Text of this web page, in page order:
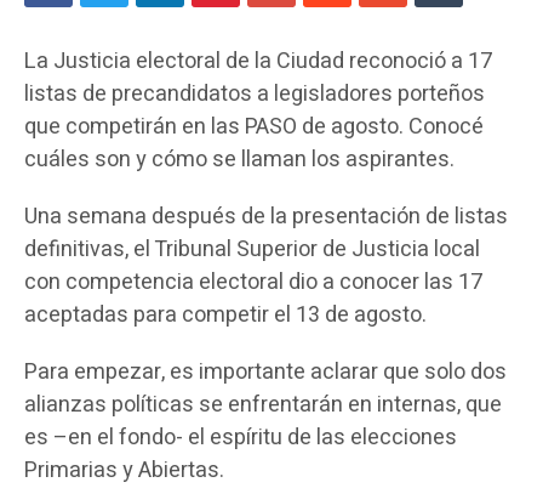
La Justicia electoral de la Ciudad reconoció a 17
listas de precandidatos a legisladores porteños
que competirán en las PASO de agosto. Conocé
cuáles son y cómo se llaman los aspirantes.
Una semana después de la presentación de listas
definitivas, el Tribunal Superior de Justicia local
con competencia electoral dio a conocer las 17
aceptadas para competir el 13 de agosto.
Para empezar, es importante aclarar que solo dos
alianzas políticas se enfrentarán en internas, que
es –en el fondo- el espíritu de las elecciones
Primarias y Abiertas.